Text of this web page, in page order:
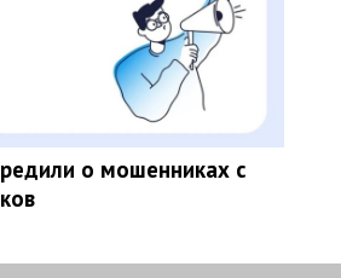
о мошенниках с